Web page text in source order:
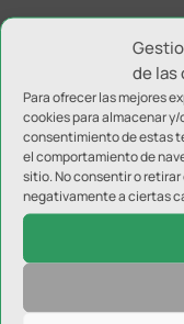
de las
Para ofrecer las mejores
cookies para almacenar
consentimiento de estas
el comportamiento de
sitio. No consentir o
negativamente a ciertas
Enviar
Tu dirección de correo
campos obligatorios